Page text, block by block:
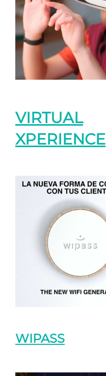
VIRTUAL
XPERIENCE
WIPASS